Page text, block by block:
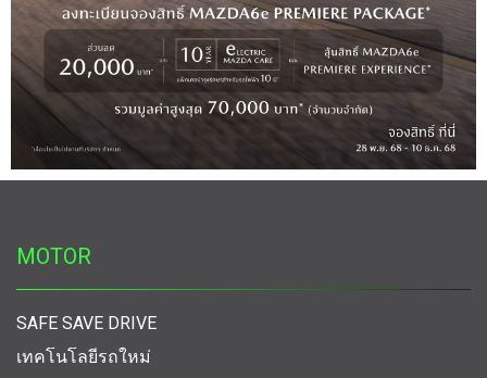
MOTOR
SAFE SAVE DRIVE
เทคโนโลยีรถใหม่